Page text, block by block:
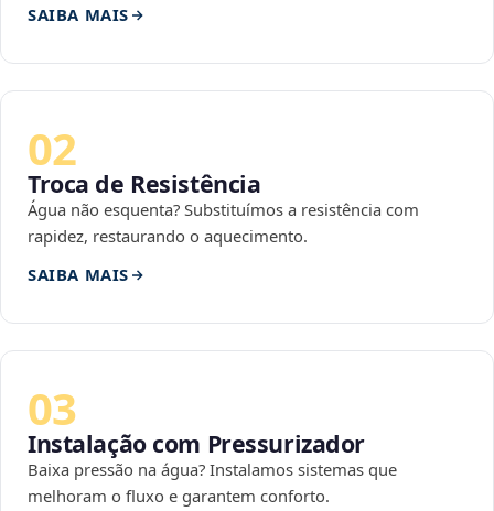
SAIBA MAIS
02
Troca de Resistência
Água não esquenta? Substituímos a resistência com
rapidez, restaurando o aquecimento.
SAIBA MAIS
03
Instalação com Pressurizador
Baixa pressão na água? Instalamos sistemas que
melhoram o fluxo e garantem conforto.